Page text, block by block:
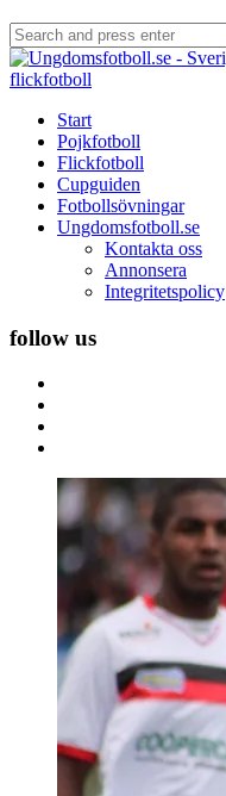
Search
for:
Start
Pojkfotboll
Flickfotboll
Cupguiden
Fotbollsövningar
Ungdomsfotboll.se
Kontakta oss
Annonsera
Integritetspolicy
follow us